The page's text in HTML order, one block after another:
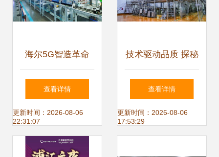
海尔5G智造革命
全球首个智能互联
工厂如何重新定义
未来制造
查看详情
更新时间：2026-08-06
22:31:07
技术驱动品质 探秘
卡士苏州工厂的酸
奶智造逻辑
查看详情
更新时间：2026-08-06
17:53:29